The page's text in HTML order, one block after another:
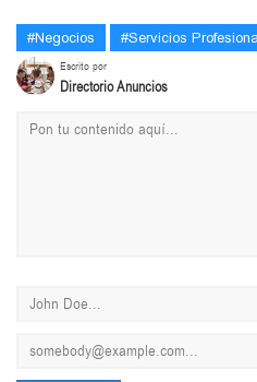
#Negocios #Servicios
Escrito por
Directorio Anuncios